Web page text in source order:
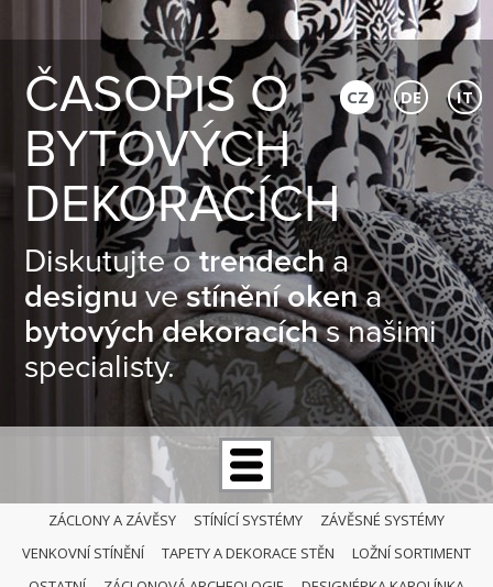
ČASOPIS O
BYTOVÝCH
DEKORACÍCH
Diskutujte otrendecha
designuvestínění okena
bytových dekoracíchs našimi
specialisty.
CZ DE IT
ZÁCLONY A ZÁVĚSY STÍNÍCÍ SYSTÉMY
ZÁVĚSNÉ SYSTÉMY
VENKOVNÍ STÍNĚNÍ
TAPETY A DEKORACE STĚN
LOŽNÍ SORTIMENT